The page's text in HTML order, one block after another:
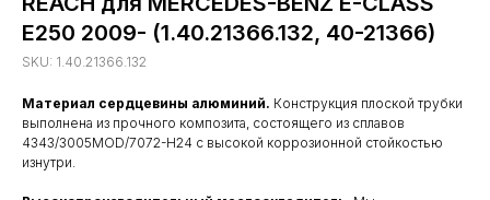
E250 2009- (1.40.21366.132, 40-21366)
SKU: 1.40.21366.132
Материал сердцевины алюминий. Конструкция плоской трубки
выполнена из прочного композита, состоящего из сплавов
4343/3005MOD/7072-H24 с высокой коррозионной стойкостью
изнутри.